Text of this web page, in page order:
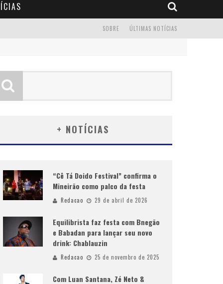
ÚLTIMAS NOTÍCIAS
SOBRE
+ NOTÍCIAS
“Cê Tá Doido Festival” confirma o
Mineirão como palco da festa
Redacao 29 de abril de 2026
Equilibrista faz festa com Bnegão
e Babadan para lançar seu novo
drink: Chablauzin
Redacao 25 de novembro de 2025
Com Luan Santana, Zé Neto &